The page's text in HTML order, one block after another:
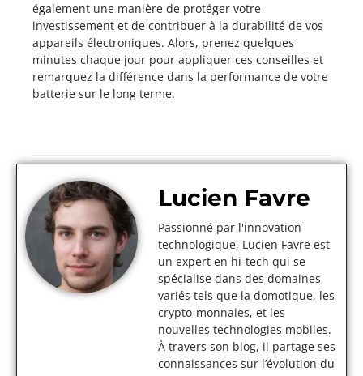
également une manière de protéger votre
investissement et de contribuer à la durabilité de vos
appareils électroniques. Alors, prenez quelques
minutes chaque jour pour appliquer ces conseilles et
remarquez la différence dans la performance de votre
batterie sur le long terme.
Lucien Favre
Passionné par l'innovation
technologique, Lucien Favre est
un expert en hi-tech qui se
spécialise dans des domaines
variés tels que la domotique, les
crypto-monnaies, et les
nouvelles technologies mobiles.
À travers son blog, il partage ses
connaissances sur l’évolution du